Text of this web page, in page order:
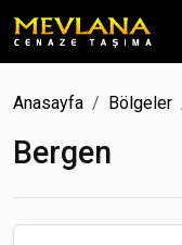
Anasayfa Bölgeler
Bergen